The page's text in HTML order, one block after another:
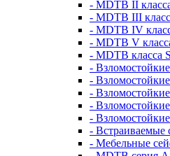
- MDTB II
- MDTB III
- MDTB IV
- MDTB V
- MDTB класса
-
-
-
-
-
-
- Мебельные